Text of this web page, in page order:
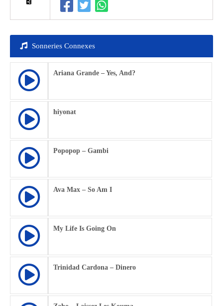
Sonneries Connexes
Ariana Grande – Yes, And?
hiyonat
Popopop – Gambi
Ava Max – So Am I
My Life Is Going On
Trinidad Cardona – Dinero